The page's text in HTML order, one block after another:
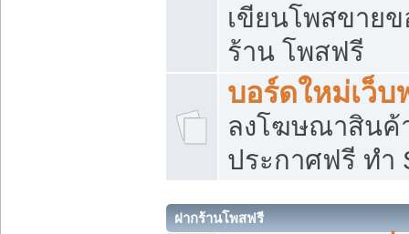
เขียนโพสขาย
ร้าน โพสฟรี
บอร์ดใหม่เว็บ
ลงโฆษณาสิน
ประกาศฟรี ทำ
ฝากร้านโพสฟรี